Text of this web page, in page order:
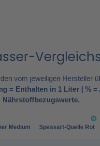
vom jeweiligen Hersteller
= Enthalten in 1 Liter | % =
Nährstoffbezugswerte.
Medium Spessart-Quelle Rot